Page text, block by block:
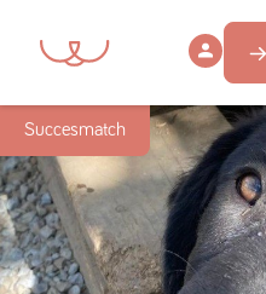
Succesmatch